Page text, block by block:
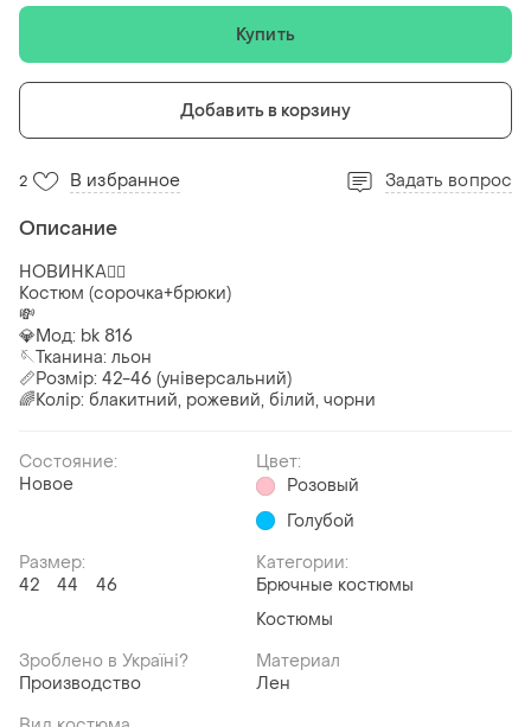
Купить
Добавить в корзину
2 В избранное Задать вопрос
Описание
НОВИНКА❤️‍🔥
Костюм (сорочка+брюки)
💸
💎Мод: bk 816
🪡Тканина: льон
📏Розмір: 42-46 (універсальний)
🌈Колір: блакитний, рожевий, білий, чорни
Состояние:
Новое
Цвет:
Розовый
Голубой
Размер:
42
44 46
Категории:
Брючные костюмы
Костюмы
Зроблено в Україні?
Производство
Материал
Лен